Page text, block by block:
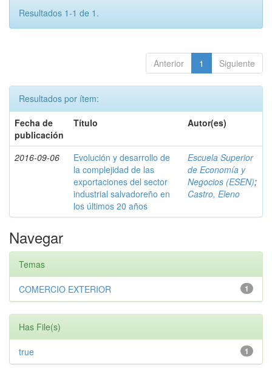
Resultados 1-1 de 1.
Anterior 1 Siguiente
Resultados por ítem:
Fecha de
publicación
Título Autor(es)
2016-09-06
Evolución y desarrollo de
la complejidad de las
exportaciones del sector
industrial salvadoreño en
los últimos 20 años
Escuela Superior
de Economía y
Negocios (ESEN);
Castro, Eleno
Navegar
Temas
1
COMERCIO EXTERIOR
Has File(s)
1
true